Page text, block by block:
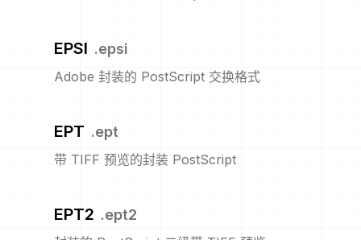
EPSI .epsi
Adobe 封装的 PostScript 交换格式
EPT .ept
带 TIFF 预览的封装 PostScript
EPT2 .ept2